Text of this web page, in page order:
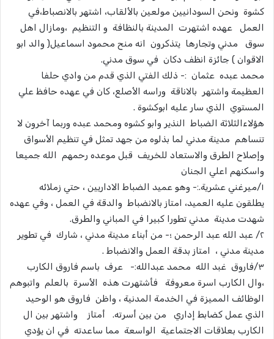
كشوة ونحن السودانيين مولعين بالألقاب، اشتهر بالانصباط،في
العمل عهده اشتهرت المدينة بالنظافة و التنظيم ،ومازال اهل
سوق مدني وتجارها يتذكرون انه منح محمود اسماعيل( والد ابو
الاقوان ) جائزة انظف دكان في سوق مدني.
محمد عبده عثمان :- ذلك الفتي الذي قدم من وادي حلفا
العظيمة واشتهر بالاناقة وراسه الأصلع، كان في عهده حافظ علي
المستوي الذي سار عليه ابوكشوة .
هؤلاءالثلاثة الضباط النذير وابو كشوه ومحمد عبده وربما آخرون لا
تنساهم مدينة مدني لما بذلوه من جهد تمثل في تنظيم الأسواق
وإصلاح الطرق والاستعاد للخريف قبل موعده رحمهم الله جميعا
واسكنهم اعلي الجنان
١/ميرغني عشرية.:- وهو عميد الضباط الاداريين ، حتي زملائه
يطلقون عليه العميد، امتاز بالانضباط والدقة في العمل ، وفي عهده
شهدت مدينة مدني تطورا كبيرا في المباني والطرق.
٢/ عبد الله عبد الرحمن ؛- من أبناء مدينة مدني ، شارك في تطوير
مدينة مدني ، امتاز بدقة العمل والانضباط .
٣/فاروق غبد الله محمد عبدالله:- عرف باسم فاروق الكارب
،وال الكارب اسرة معروفة فأشتهرت هذه الأسرة بالعلم واتبوهم
الوظائف المميزة في الخدمة المدنية ، واظن فاروق هو الوحيد
الذي عمل كضابط إداري من بين أسرته. أمتاز واشتهر بين ال
الكارب بعلاقات الاجتماعية الواسعة مما ساعدته في ان يؤدي